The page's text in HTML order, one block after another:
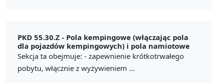
PKD 55.30.Z - Pola kempingowe (włączając pola
dla pojazdów kempingowych) i pola namiotowe
Sekcja ta obejmuje: - zapewnienie krótkotrwałego
pobytu, włącznie z wyżywieniem ...